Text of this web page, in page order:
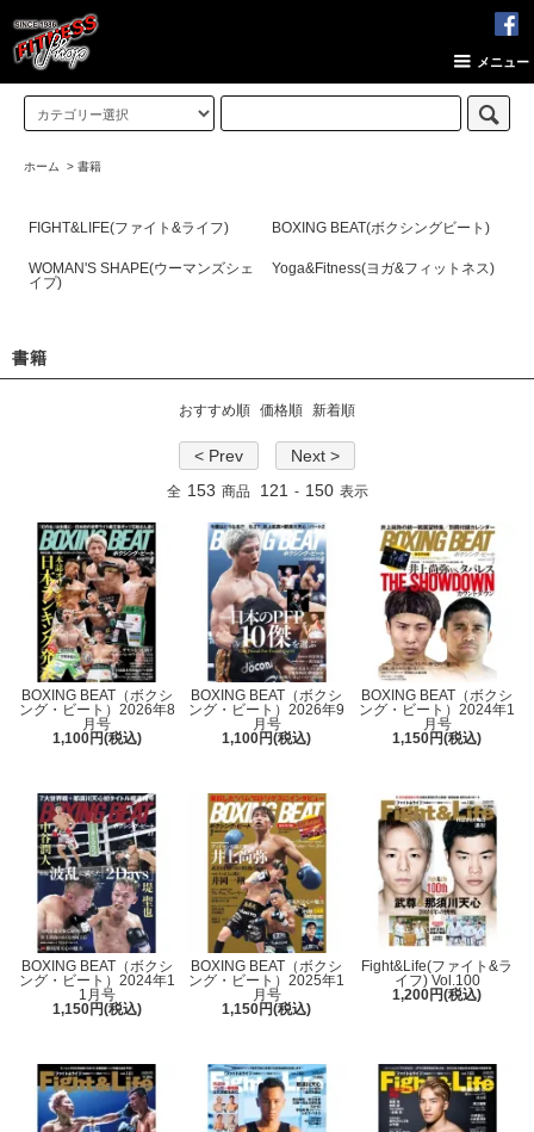
メニュー
ホーム > 書籍
FIGHT&LIFE(ファイト&ライフ) BOXING BEAT(ボクシングビート)
WOMAN'S SHAPE(ウーマンズシェ
イプ)
Yoga&Fitness(ヨガ&フィットネス)
書籍
おすすめ順 価格順 新着順
< Prev Next >
全 153 商品 121 - 150 表示
BOXING BEAT（ボクシ
ング・ビート）2026年8
月号
1,100円(税込)
BOXING BEAT（ボクシ
ング・ビート）2026年9
月号
1,100円(税込)
BOXING BEAT（ボクシ
ング・ビート）2024年1
月号
1,150円(税込)
BOXING BEAT（ボクシ
ング・ビート）2024年1
1月号
1,150円(税込)
BOXING BEAT（ボクシ
ング・ビート）2025年1
月号
1,150円(税込)
Fight&Life(ファイト&ラ
イフ) Vol.100
1,200円(税込)